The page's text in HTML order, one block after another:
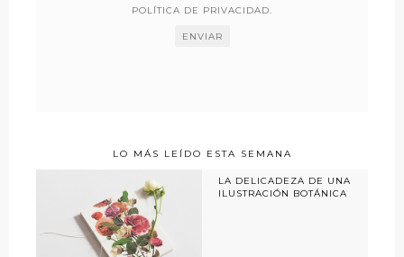
POLÍTICA DE PRIVACIDAD.
LO MÁS LEÍDO ESTA SEMANA
LA DELICADEZA DE UNA
ILUSTRACIÓN BOTÁNICA